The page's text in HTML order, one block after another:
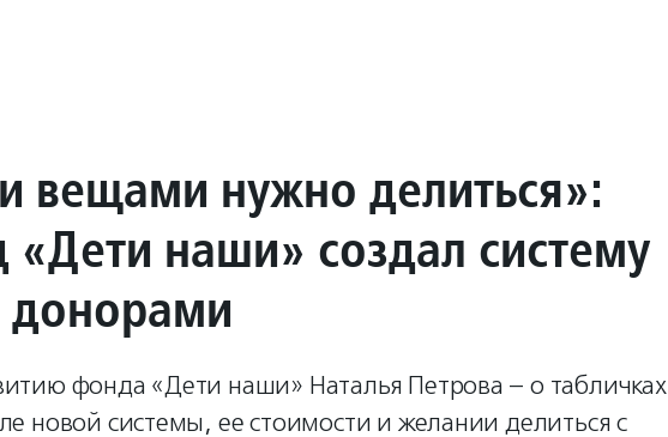
вещами нужно делиться»:
наши» создал систему
донорами
фонда «Дети наши» Наталья Петрова – о табличках
новой системы, ее стоимости и желании делиться с